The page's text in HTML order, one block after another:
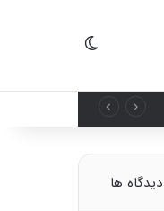
دیدگاه ها